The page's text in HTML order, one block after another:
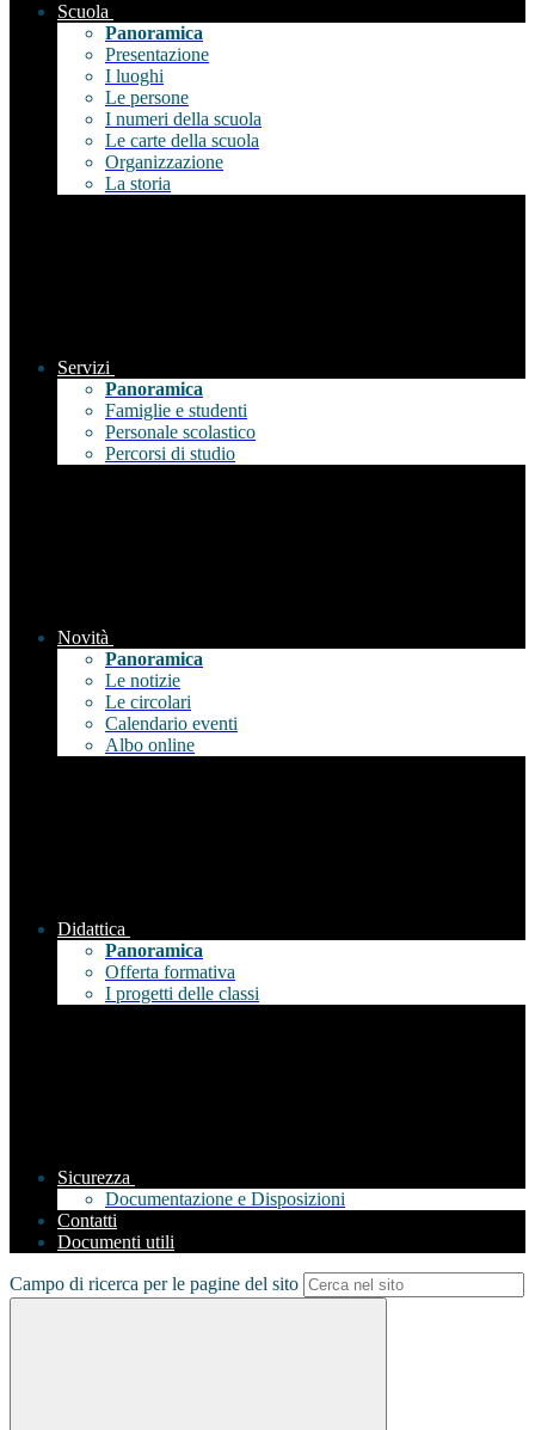
Scuola
Panoramica
Presentazione
I luoghi
Le persone
I numeri della scuola
Le carte della scuola
Organizzazione
La storia
Servizi
Panoramica
Famiglie e studenti
Personale scolastico
Percorsi di studio
Novità
Panoramica
Le notizie
Le circolari
Calendario eventi
Albo online
Didattica
Panoramica
Offerta formativa
I progetti delle classi
Sicurezza
Documentazione e Disposizioni
Contatti
Documenti utili
Campo di ricerca per le pagine del sito